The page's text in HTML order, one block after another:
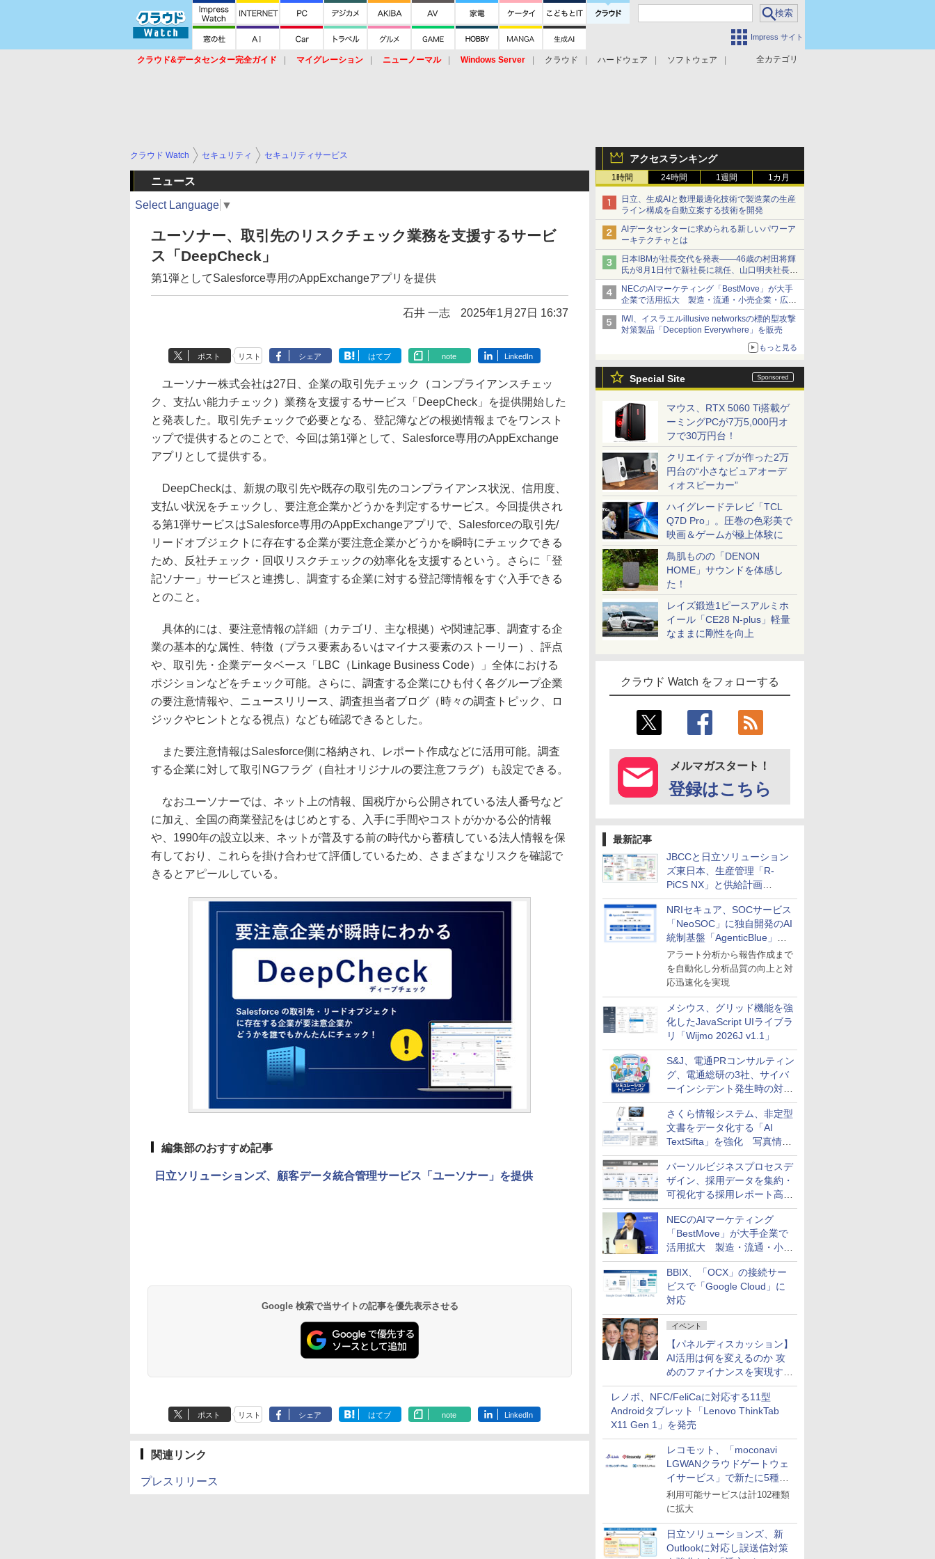
Impress サイト
全カテゴリ
クラウド&データセンター完全ガイド マイグレーション ニューノーマル Windows Server クラウド ハードウェア
ソフトウェア
アクセスランキング
1時間 24時間 1週間 1カ月
日立、生成AIと数理最適化技術で製造業の生産
ライン構成を自動立案する技術を開発
AIデータセンターに求められる新しいパワーア
ーキテクチャとは
日本IBMが社長交代を発表――46歳の村田将輝
氏が8月1日付で新社長に就任、山口明夫社長は
会長へ
NECのAIマーケティング「BestMove」が大手
企業で活用拡大 製造・流通・小売企業・広告
代理店などが実装フェーズへ
IWI、イスラエルillusive networksの標的型攻撃
対策製品「Deception Everywhere」を販売
もっと見る
Special Site
マウス、RTX 5060 Ti搭載ゲ
ーミングPCが7万5,000円オ
フで30万円台！
クリエイティブが作った2万
円台の“小さなピュアオーデ
ィオスピーカー”
ハイグレードテレビ「TCL
Q7D Pro」。圧巻の色彩美で
映画＆ゲームが極上体験に
鳥肌ものの「DENON
HOME」サウンドを体感し
た！
レイズ鍛造1ピースアルミホ
イール「CE28 N-plus」軽量
なままに剛性を向上
クラウド Watch をフォローする
メルマガスタート！
登録はこちら
最新記事
JBCCと日立ソリューション
ズ東日本、生産管理「R-
PiCS NX」と供給計画
「scSQUARE ISP」の連携サ
ービスを提供開始
NRIセキュア、SOCサービス
「NeoSOC」に独自開発のAI
統制基盤「AgenticBlue」を
導入
アラート分析から報告作成まで
を自動化し分析品質の向上と対
応迅速化を実現
メシウス、グリッド機能を強
化したJavaScript UIライブラ
リ「Wijmo 2026J v1.1」
S&J、電通PRコンサルティン
グ、電通総研の3社、サイバ
ーインシデント発生時の対応
と危機管理広報を一体的に訓
練するプログラムを提供
さくら情報システム、非定型
文書をデータ化する「AI
TextSifta」を強化 写真情報
のデータ化などに対応
パーソルビジネスプロセスデ
ザイン、採用データを集約・
可視化する採用レポート高速
化サービスを提供
NECのAIマーケティング
「BestMove」が大手企業で
活用拡大 製造・流通・小売
企業・広告代理店などが実装
フェーズへ
BBIX、「OCX」の接続サー
ビスで「Google Cloud」に
対応
イベント
【パネルディスカッション】
AI活用は何を変えるのか 攻
めのファイナンスを実現する
業務設計とマインドセット変
革
レノボ、NFC/FeliCaに対応する11型
Androidタブレット「Lenovo ThinkTab
X11 Gen 1」を発売
レコモット、「moconavi
LGWANクラウドゲートウェ
イサービス」で新たに5種類
のサービスと連携開始
利用可能サービスは計102種類
に拡大
日立ソリューションズ、新
Outlookに対応し誤送信対策
クラウド Watch セキュリティ セキュリティサービス
ニュース
Select Language ▼
ユーソナー、取引先のリスクチェック業務を支援するサービ
ス「DeepCheck」
第1弾としてSalesforce専用のAppExchangeアプリを提供
石井 一志 2025年1月27日 16:37
ポスト リスト シェア はてブ note LinkedIn
ユーソナー株式会社は27日、企業の取引先チェック（コンプライアンスチェッ
ク、支払い能力チェック）業務を支援するサービス「DeepCheck」を提供開始した
と発表した。取引先チェックで必要となる、登記簿などの根拠情報までをワンスト
ップで提供するとのことで、今回は第1弾として、Salesforce専用のAppExchange
アプリとして提供する。
DeepCheckは、新規の取引先や既存の取引先のコンプライアンス状況、信用度、
支払い状況をチェックし、要注意企業かどうかを判定するサービス。今回提供され
る第1弾サービスはSalesforce専用のAppExchangeアプリで、Salesforceの取引先/
リードオブジェクトに存在する企業が要注意企業かどうかを瞬時にチェックできる
ため、反社チェック・回収リスクチェックの効率化を支援するという。さらに「登
記ソナー」サービスと連携し、調査する企業に対する登記簿情報をすぐ入手できる
とのこと。
具体的には、要注意情報の詳細（カテゴリ、主な根拠）や関連記事、調査する企
業の基本的な属性、特徴（プラス要素あるいはマイナス要素のストーリー）、評点
や、取引先・企業データベース「LBC（Linkage Business Code）」全体における
ポジションなどをチェック可能。さらに、調査する企業にひも付く各グループ企業
の要注意情報や、ニュースリリース、調査担当者ブログ（時々の調査トピック、ロ
ジックやヒントとなる視点）なども確認できるとした。
また要注意情報はSalesforce側に格納され、レポート作成などに活用可能。調査
する企業に対して取引NGフラグ（自社オリジナルの要注意フラグ）も設定できる。
なおユーソナーでは、ネット上の情報、国税庁から公開されている法人番号など
に加え、全国の商業登記をはじめとする、入手に手間やコストがかかる公的情報
や、1990年の設立以来、ネットが普及する前の時代から蓄積している法人情報を保
有しており、これらを掛け合わせて評価しているため、さまざまなリスクを確認で
きるとアピールしている。
編集部のおすすめ記事
日立ソリューションズ、顧客データ統合管理サービス「ユーソナー」を提供
Google 検索で当サイトの記事を優先表示させる
ポスト リスト シェア はてブ note LinkedIn
関連リンク
プレスリリース